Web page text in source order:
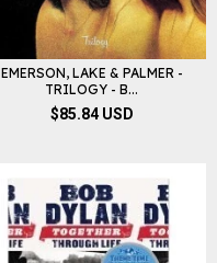
EMERSON, LAKE & PALMER -
TRILOGY - B...
$85.84 USD